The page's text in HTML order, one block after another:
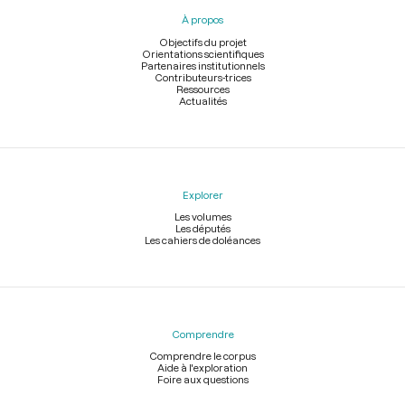
À propos
Objectifs du projet
Orientations scientifiques
Partenaires institutionnels
Contributeurs-trices
Ressources
Actualités
Explorer
Les volumes
Les députés
Les cahiers de doléances
Comprendre
Comprendre le corpus
Aide à l'exploration
Foire aux questions